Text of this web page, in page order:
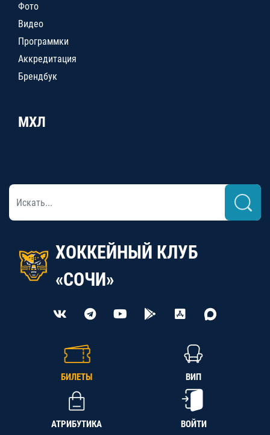
Фото
Видео
Программки
Аккредитация
Брендбук
МХЛ
ХОККЕЙНЫЙ КЛУБ
«СОЧИ»
БИЛЕТЫ ВИП
АТРИБУТИКА ВОЙТИ